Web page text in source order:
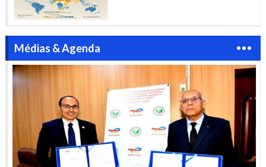
Médias & Agenda